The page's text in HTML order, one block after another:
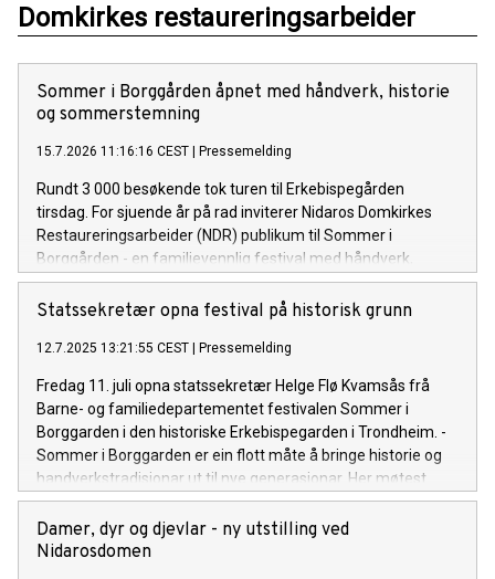
Domkirkes restaureringsarbeider
Sommer i Borggården åpnet med håndverk, historie
og sommerstemning
15.7.2026 11:16:16 CEST | Pressemelding
Rundt 3 000 besøkende tok turen til Erkebispegården
tirsdag. For sjuende år på rad inviterer Nidaros Domkirkes
Restaureringsarbeider (NDR) publikum til Sommer i
Borggården - en familievennlig festival med håndverk,
historie og teater i historiske omgivelser.
Statssekretær opna festival på historisk grunn
12.7.2025 13:21:55 CEST | Pressemelding
Fredag 11. juli opna statssekretær Helge Flø Kvamsås frå
Barne- og familiedepartementet festivalen Sommer i
Borggarden i den historiske Erkebispegarden i Trondheim. -
Sommer i Borggarden er ein flott måte å bringe historie og
handverkstradisjonar ut til nye generasjonar. Her møtest
fortid og framtid i levande formidling, sa Kvamsås under
opninga.
Damer, dyr og djevlar - ny utstilling ved
Nidarosdomen